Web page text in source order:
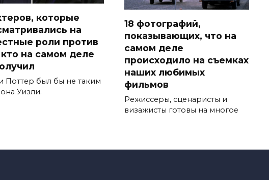
которые
на
роли против
кто на самом деле
Поттер был бы не таким
Уизли.
18 фотографий,
показывающих, что на
самом деле
происходило на съемках
наших любимых
фильмов
Режиссеры, сценаристы и
визажисты готовы на многое